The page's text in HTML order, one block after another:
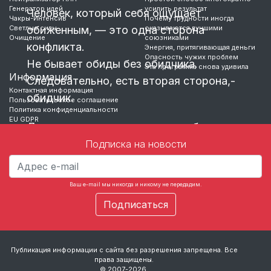
Человек, который себя ощущает
обиженным, — это одна сторона
конфликта.
Не бывает обиды без обидчика.
Следовательно, есть вторая сторона,-
обидчик.
Для чего же, человеку нужна обида,
…
Генератор идей
Чакры-Интенсив
Светлые силы
Очищение
усилить результат
Почему трудности иногда
оказываются лучшими
союзниками
Энергия, притягивающая деньги
Опасность чужих проблем
Эта программа снова удивила
Информация
Контактная информация
Пользовательское соглашение
Политика конфиденциальности
EU GDPR
Подписка на новости
Ваш e-mail мы никогда и никому не передадим.
Публикация информации с сайта без разрешения запрещена. Все
права защищены.
© 2007-2026.